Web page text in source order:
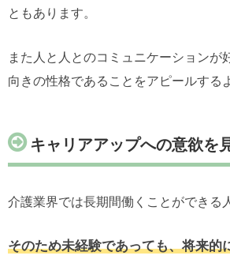
ともあります。
また人と人とのコミュニケーションが
向きの性格であることをアピールする
キャリアアップへの意欲を
介護業界では長期間働くことができる
そのため未経験であっても、将来的